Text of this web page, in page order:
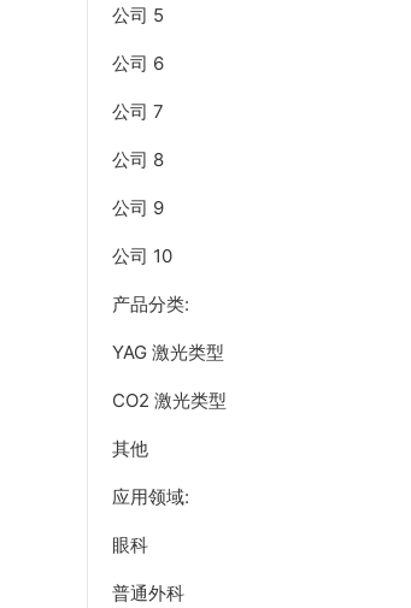
公司 5
公司 6
公司 7
公司 8
公司 9
公司 10
产品分类:
YAG 激光类型
CO2 激光类型
其他
应用领域:
眼科
普通外科